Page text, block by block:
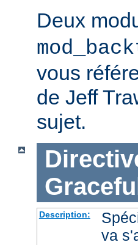
Deux
vous
de Jeff
sujet.
Description:
va